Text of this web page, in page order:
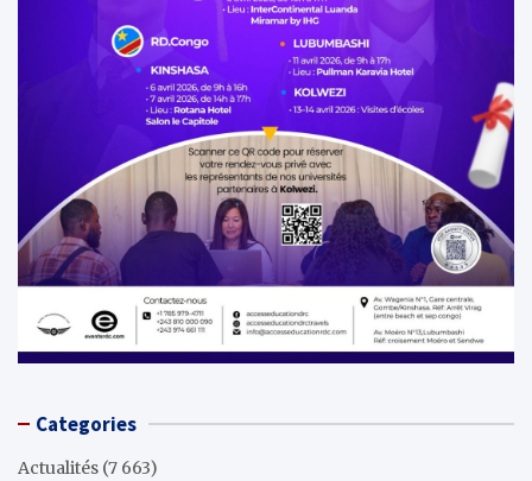
Categories
Actualités (7 663)